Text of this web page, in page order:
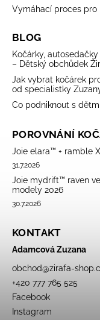
Vymáhací proces pro
BLOG
Kočárky,
– Dětský obchůdek
Jak vybrat kočárek
od specialistky
Co podniknout s
POROVNÁNÍ
Joie elara™ + ramble
31.7.2026
Joie mydrift™ raven
modely 2026
30.7.2026
KONTAKT
Adamcová Zuzana
obchod@zirafa-
+420 777 765 525
Facebook
Instagram